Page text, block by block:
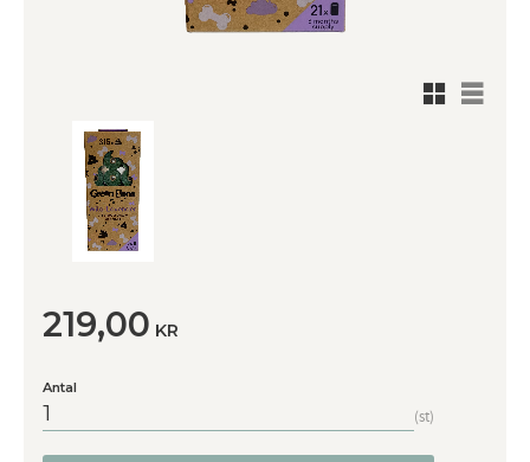
Rutnätsvy
Listvy
219,00 KR
Antal
st